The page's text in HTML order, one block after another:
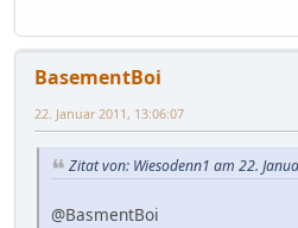
BasementBoi
22. Januar 2011, 13:06:07
Zitat von: Wiesodenn1 am 22.
@BasmentBoi